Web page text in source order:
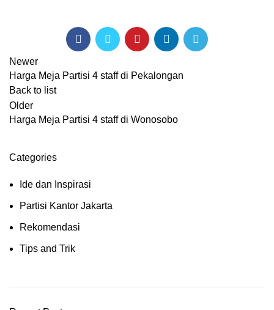
Newer
Harga Meja Partisi 4 staff di Pekalongan
Back to list
Older
Harga Meja Partisi 4 staff di Wonosobo
Categories
Ide dan Inspirasi
Partisi Kantor Jakarta
Rekomendasi
Tips and Trik